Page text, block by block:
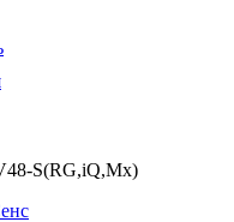
S(RG,iQ,Mx)